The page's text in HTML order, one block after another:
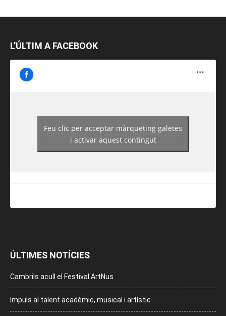
L’ÚLTIM A FACEBOOK
https://www.facebook.com/guiadereus/
Feu clic per acceptar màrqueting galetes
i activar aquest contingut
ÚLTIMES NOTÍCIES
Cambrils acull el Festival ArtNus
Impuls al talent acadèmic, musical i artístic